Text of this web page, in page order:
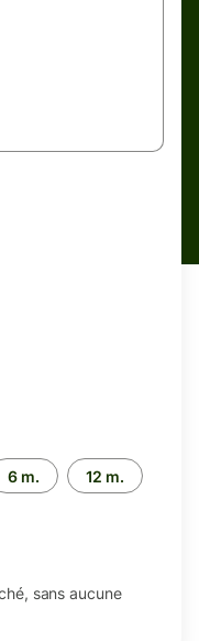
6 m. 12 m.
sans aucune